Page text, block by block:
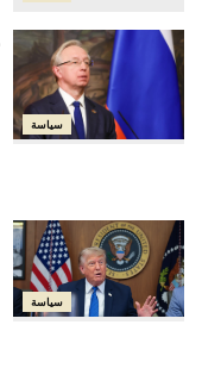
سياسة
سياسة